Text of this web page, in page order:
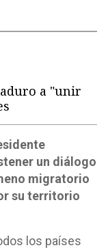
a "unir
un diálogo
migratorio
su territorio
los países